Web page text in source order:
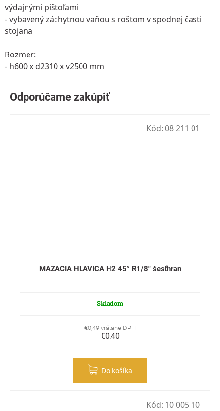
výdajnými pištoľami
- vybavený záchytnou vaňou s roštom v spodnej časti
stojana
Rozmer:
- h600 x d2310 x v2500 mm
MAZACIA HLAVICA H2 45° R1/8" šesťhran
Skladom
€0,49 vrátane DPH
€0,40
Do košíka
Kód: 08 211 01
Kód: 10 005 10